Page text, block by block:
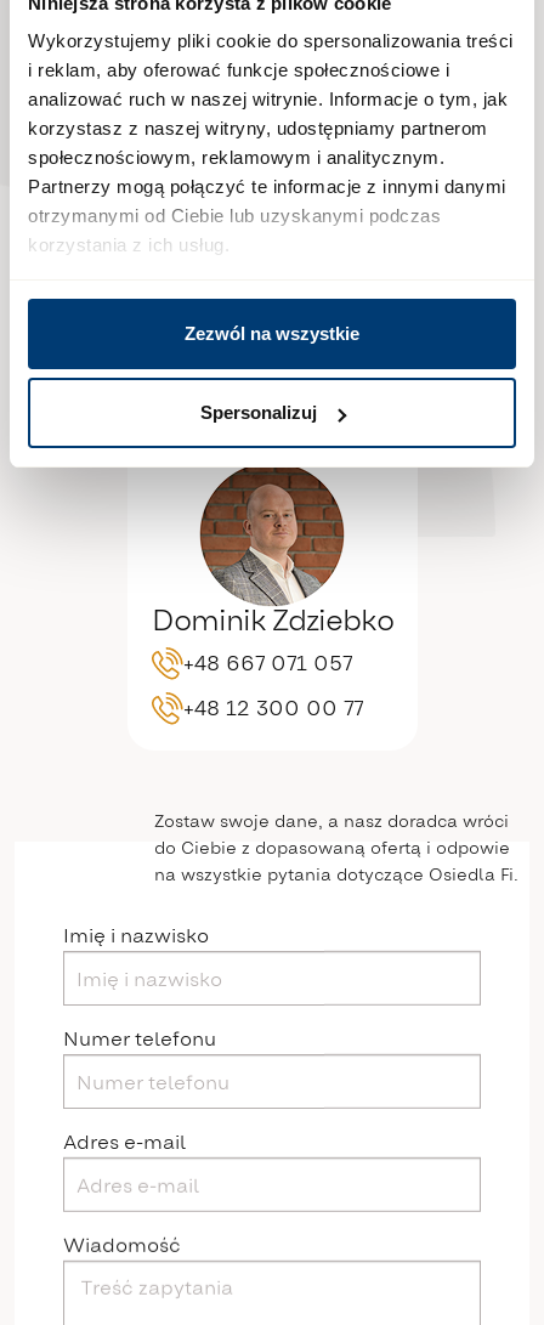
Wykorzystujemy pliki cookie do spersonalizowania treści
i reklam, aby oferować funkcje społecznościowe i
analizować ruch w naszej witrynie. Informacje o tym, jak
korzystasz z naszej witryny, udostępniamy partnerom
społecznościowym, reklamowym i analitycznym.
Partnerzy mogą połączyć te informacje z innymi danymi
otrzymanymi od Ciebie lub uzyskanymi podczas
korzystania z ich usług.
Zezwól na wszystkie
Spersonalizuj
nami
Jedna rozmowa
może przybliżyć Cię do
nowego początku.
Zadzwoń, a opiekun inwestycji przeprowadzi
Cię przez wszystkie atuty Osiedla Fi i przygotuje
indywidualną ofertę dopasowaną do Twoich
potrzeb
Dominik Zdziebko
+48 667 071 057
+48 12 300 00 77
Zostaw swoje dane, a nasz doradca wróci
do Ciebie z dopasowaną ofertą i odpowie
na wszystkie pytania dotyczące Osiedla Fi.
Imię i nazwisko
Numer telefonu
Adres e-mail
Wiadomość